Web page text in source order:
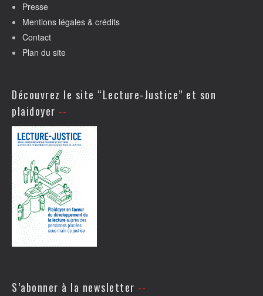
Presse
Mentions légales & crédits
Contact
Plan du site
Découvrez le site “Lecture-Justice” et son
plaidoyer
S’abonner à la newsletter